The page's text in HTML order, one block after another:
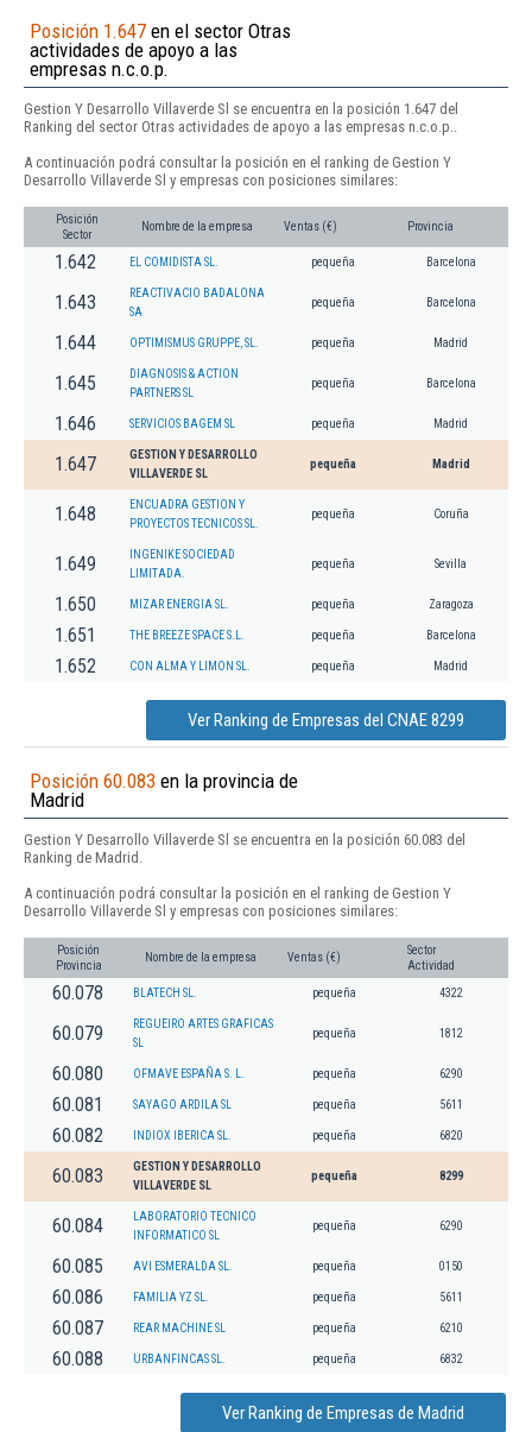
Posición 1.647 en el sector Otras
actividades de apoyo a las
empresas n.c.o.p.
Gestion Y Desarrollo Villaverde Sl se encuentra en la posición 1.647 del
Ranking del sector Otras actividades de apoyo a las empresas n.c.o.p..
A continuación podrá consultar la posición en el ranking de Gestion Y
Desarrollo Villaverde Sl y empresas con posiciones similares:
Posición
Sector
Nombre de la empresa Ventas (€) Provincia
1.642 EL COMIDISTA SL. pequeña Barcelona
1.643
REACTIVACIO BADALONA
SA
pequeña Barcelona
1.644 OPTIMISMUS GRUPPE, SL. pequeña Madrid
1.645
DIAGNOSIS & ACTION
PARTNERS SL
pequeña Barcelona
1.646 SERVICIOS BAGEM SL pequeña Madrid
1.647
GESTION Y DESARROLLO
VILLAVERDE SL
pequeña Madrid
1.648
ENCUADRA GESTION Y
PROYECTOS TECNICOS SL.
pequeña Coruña
1.649
INGENIKE SOCIEDAD
LIMITADA.
pequeña Sevilla
1.650 MIZAR ENERGIA SL. pequeña Zaragoza
1.651 THE BREEZE SPACE S.L. pequeña Barcelona
1.652 CON ALMA Y LIMON SL. pequeña Madrid
Ver Ranking de Empresas del CNAE 8299
Posición 60.083 en la provincia de
Madrid
Gestion Y Desarrollo Villaverde Sl se encuentra en la posición 60.083 del
Ranking de Madrid.
A continuación podrá consultar la posición en el ranking de Gestion Y
Desarrollo Villaverde Sl y empresas con posiciones similares:
Posición
Provincia
Nombre de la empresa Ventas (€)
Sector
Actividad
60.078 BLATECH SL. pequeña 4322
60.079
REGUEIRO ARTES GRAFICAS
SL
pequeña 1812
60.080 OFMAVE ESPAÑA S. L. pequeña 6290
60.081 SAYAGO ARDILA SL pequeña 5611
60.082 INDIOX IBERICA SL. pequeña 6820
60.083
GESTION Y DESARROLLO
VILLAVERDE SL
pequeña 8299
60.084
LABORATORIO TECNICO
INFORMATICO SL
pequeña 6290
60.085 AVI ESMERALDA SL. pequeña 0150
60.086 FAMILIA YZ SL. pequeña 5611
60.087 REAR MACHINE SL pequeña 6210
60.088 URBANFINCAS SL. pequeña 6832
Ver Ranking de Empresas de Madrid